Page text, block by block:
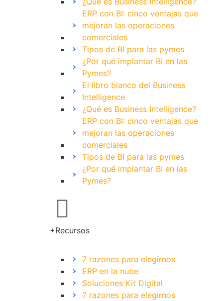
ERP con BI: cinco ventajas que
mejoran las operaciones
comerciales
Tipos de BI para las pymes
¿Por qué implantar BI en las
Pymes?
El libro blanco del Business
Intelligence
¿Qué es Business Intelligence?
ERP con BI: cinco ventajas que
mejoran las operaciones
comerciales
Tipos de BI para las pymes
¿Por qué implantar BI en las
Pymes?
+Recursos
7 razones para elegirnos
ERP en la nube
Soluciones Kit Digital
7 razones para elegirnos